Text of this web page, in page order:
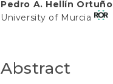
Content
Pedro A. Hellín Ortuño
University of Murcia
Abstract